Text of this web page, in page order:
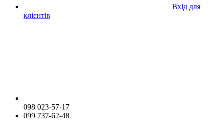
Вхід для
клієнтів
098 023-57-17
099 737-62-48